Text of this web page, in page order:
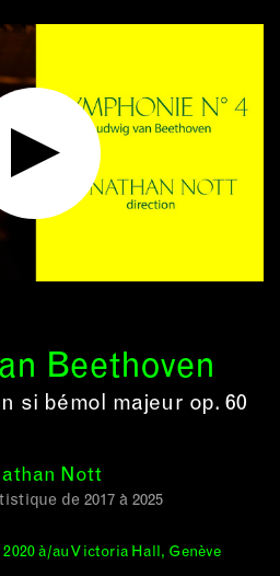
Beethoven
si bémol majeur op. 60
Nott
de 2017 à 2025
à/au Victoria Hall, Genève